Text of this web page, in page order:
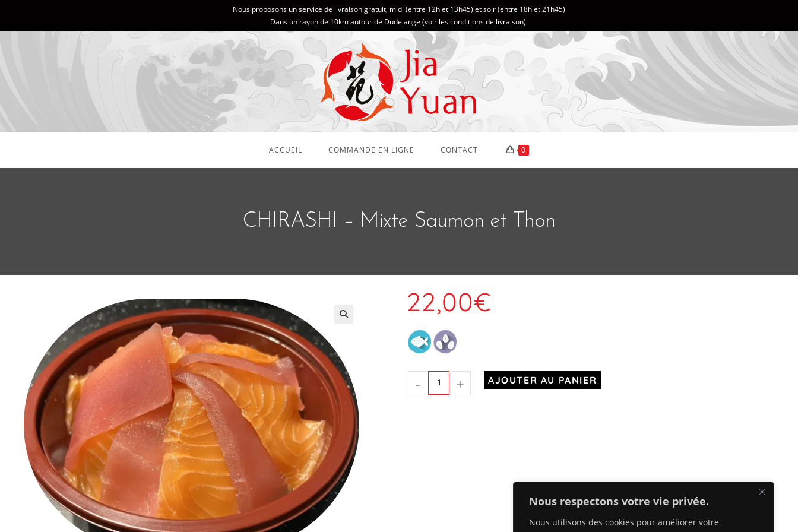
Nous respectons votre vie privée.
Nous utilisons des cookies pour améliorer votre
Nous proposons un service de livraison gratuit, midi (entre 12h et 13h45) et soir (entre 18h et 21h45)
Dans un rayon de 10km autour de Dudelange (voir les conditions de livraison).
ACCUEIL COMMANDE EN LIGNE CONTACT 0
CHIRASHI – Mixte Saumon et Thon
22,00€
- + AJOUTER AU PANIER